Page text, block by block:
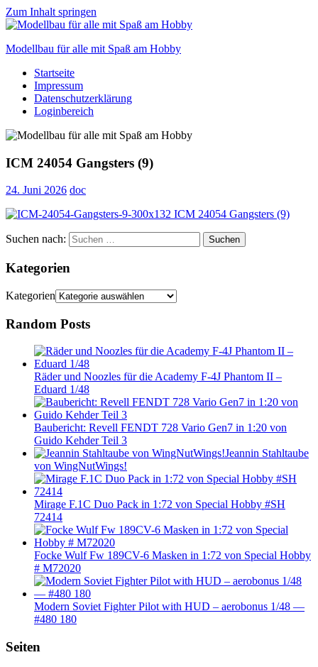
Zum Inhalt springen
Modellbau für alle mit Spaß am Hobby
Scale
modelling
to
Startseite
Impressum
Datenschutzerklärung
Loginbereich
ICM 24054 Gangsters (9)
24. Juni 2026 doc
Suchen nach: Suchen
Kategorien
Kategorien
Random Posts
Räder und Noozles für die Academy F-4J Phantom II –
Eduard 1/48
Baubericht: Revell FENDT 728 Vario Gen7 in 1:20 von
Guido Kehder Teil 3
Jeannin Stahltaube
von WingNutWings!
Mirage F.1C Duo Pack in 1:72 von Special Hobby #SH
72414
Focke Wulf Fw 189CV-6 Masken in 1:72 von Special Hobby
# M72020
Modern Soviet Fighter Pilot with HUD – aerobonus 1/48 —
#480 180
Seiten